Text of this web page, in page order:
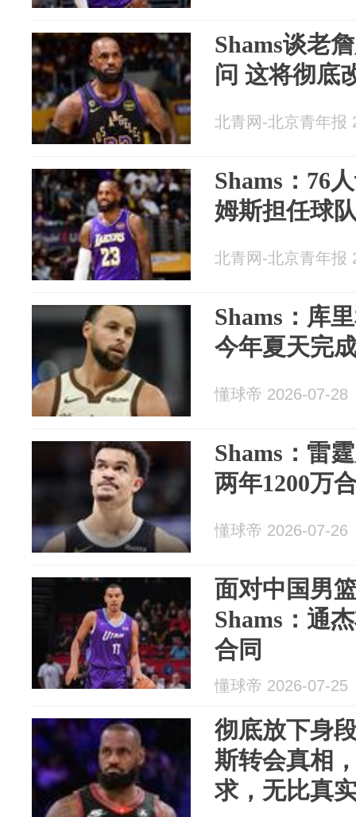
Shams谈老
问 这将彻底
北青网-北京青年报
Shams：76
姆斯担任球
北青网-北京青年报
Shams：库
今年夏天完
懂球帝 2026-07-28
Shams：雷
两年1200万
懂球帝 2026-07-26
面对中国男
Shams：通
合同
懂球帝 2026-07-25
彻底放下身
斯转会真相
求，无比真